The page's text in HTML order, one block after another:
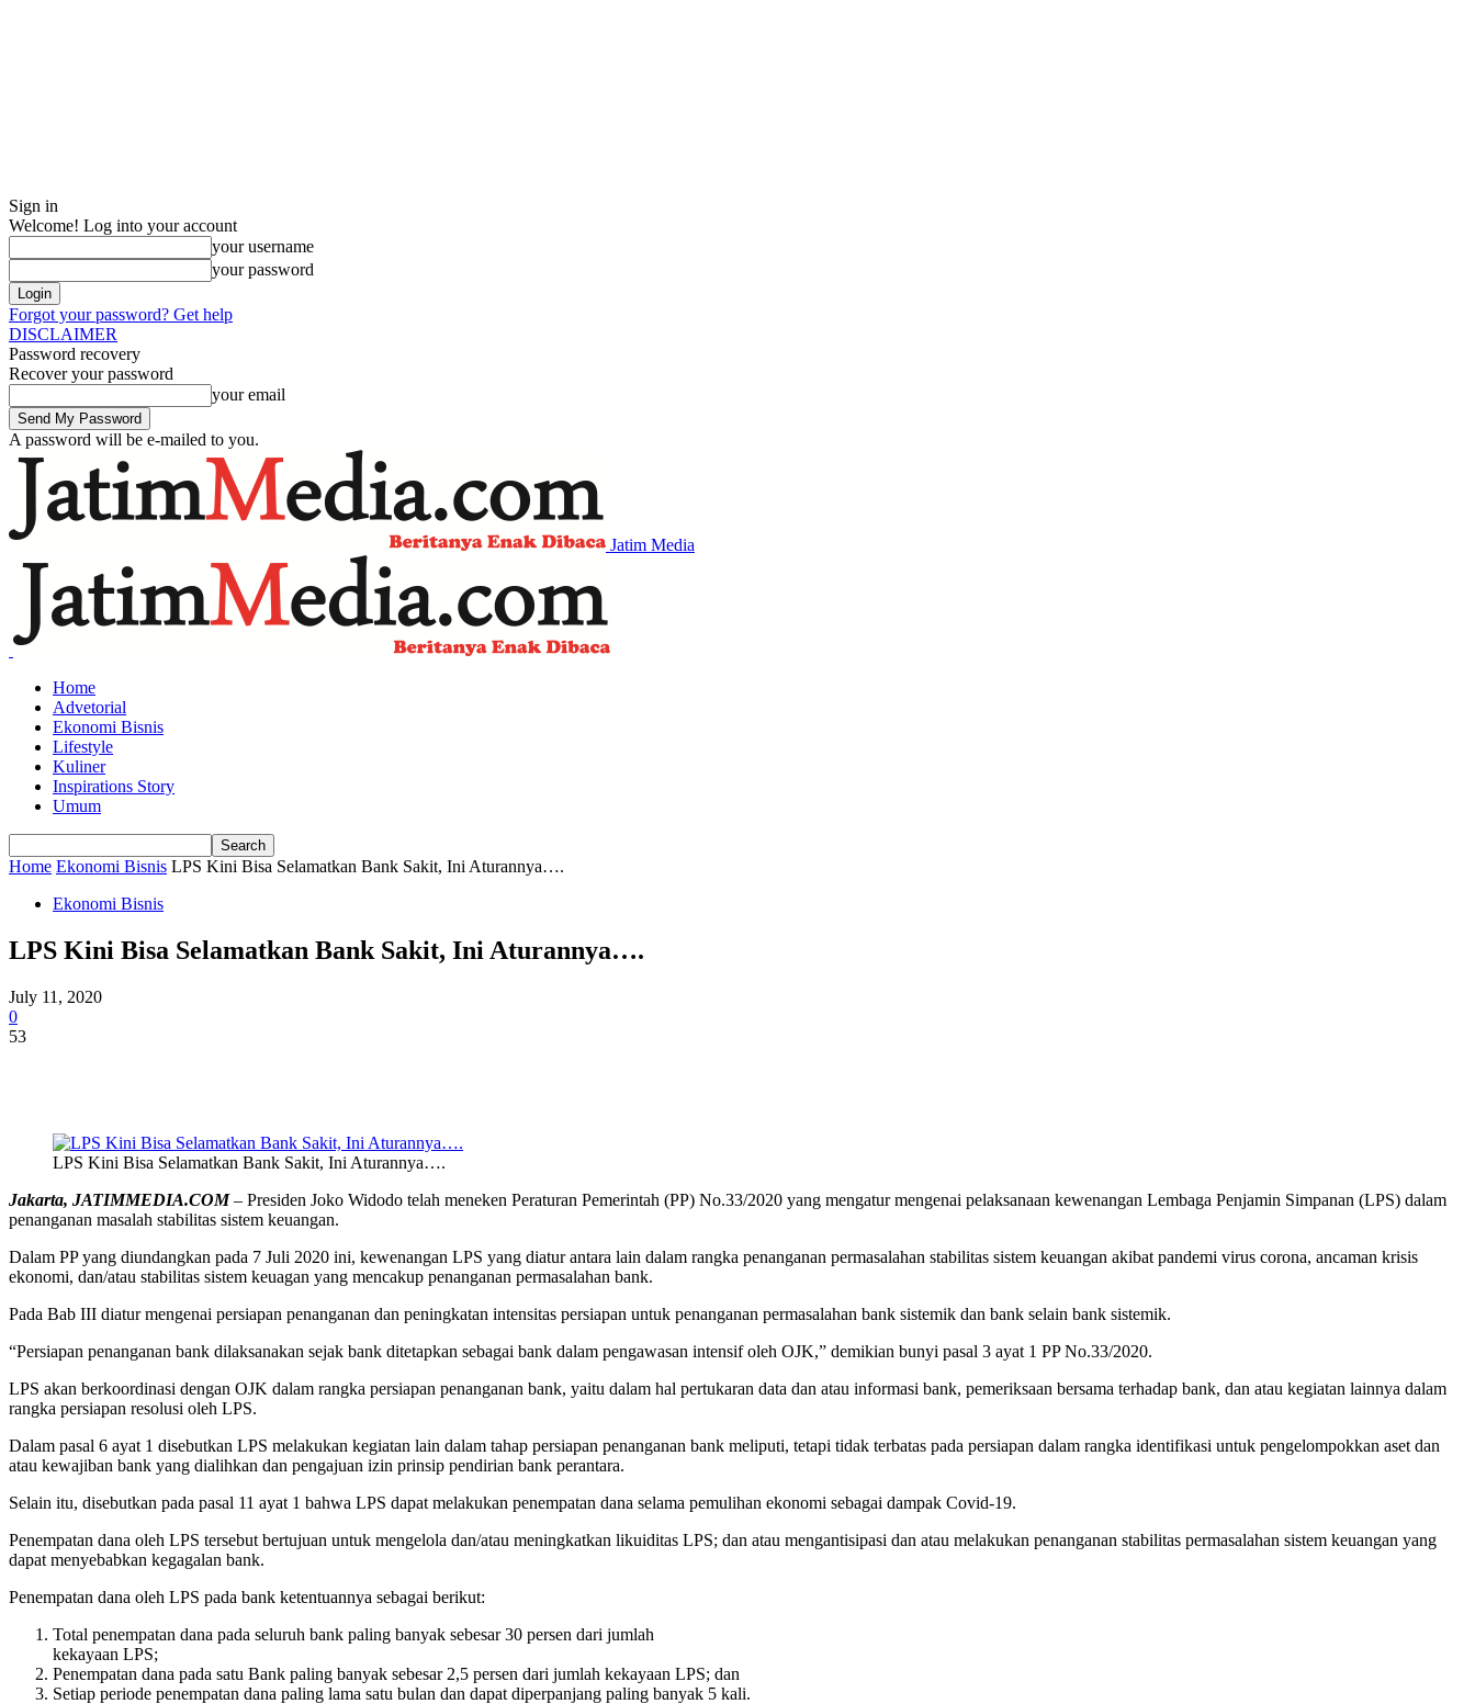
Sign in
Welcome! Log into your account
your username
your password
Forgot your password? Get help
DISCLAIMER
Password recovery
Recover your password
your email
A password will be e-mailed to you.
Jatim Media
Home
Advetorial
Ekonomi Bisnis
Lifestyle
Kuliner
Inspirations Story
Umum
Home Ekonomi Bisnis LPS Kini Bisa Selamatkan Bank Sakit, Ini Aturannya….
Ekonomi Bisnis
LPS Kini Bisa Selamatkan Bank Sakit, Ini Aturannya….
July 11, 2020
0
53
LPS Kini Bisa Selamatkan Bank Sakit, Ini Aturannya….
Jakarta, JATIMMEDIA.COM– Presiden Joko Widodo telah meneken Peraturan Pemerintah (PP) No.33/2020 yang mengatur mengenai pelaksanaan kewenangan Lembaga Penjamin Simpanan (LPS) dalam
penanganan masalah stabilitas sistem keuangan.
Dalam PP yang diundangkan pada 7 Juli 2020 ini, kewenangan LPS yang diatur antara lain dalam rangka penanganan permasalahan stabilitas sistem keuangan akibat pandemi virus corona, ancaman krisis
ekonomi, dan/atau stabilitas sistem keuagan yang mencakup penanganan permasalahan bank.
Pada Bab III diatur mengenai persiapan penanganan dan peningkatan intensitas persiapan untuk penanganan permasalahan bank sistemik dan bank selain bank sistemik.
“Persiapan penanganan bank dilaksanakan sejak bank ditetapkan sebagai bank dalam pengawasan intensif oleh OJK,” demikian bunyi pasal 3 ayat 1 PP No.33/2020.
LPS akan berkoordinasi dengan OJK dalam rangka persiapan penanganan bank, yaitu dalam hal pertukaran data dan atau informasi bank, pemeriksaan bersama terhadap bank, dan atau kegiatan lainnya dalam
rangka persiapan resolusi oleh LPS.
Dalam pasal 6 ayat 1 disebutkan LPS melakukan kegiatan lain dalam tahap persiapan penanganan bank meliputi, tetapi tidak terbatas pada persiapan dalam rangka identifikasi untuk pengelompokkan aset dan
atau kewajiban bank yang dialihkan dan pengajuan izin prinsip pendirian bank perantara.
Selain itu, disebutkan pada pasal 11 ayat 1 bahwa LPS dapat melakukan penempatan dana selama pemulihan ekonomi sebagai dampak Covid-19.
Penempatan dana oleh LPS tersebut bertujuan untuk mengelola dan/atau meningkatkan likuiditas LPS; dan atau mengantisipasi dan atau melakukan penanganan stabilitas permasalahan sistem keuangan yang
dapat menyebabkan kegagalan bank.
Penempatan dana oleh LPS pada bank ketentuannya sebagai berikut:
Total penempatan dana pada seluruh bank paling banyak sebesar 30 persen dari jumlah
kekayaan LPS;
Penempatan dana pada satu Bank paling banyak sebesar 2,5 persen dari jumlah kekayaan LPS; dan
Setiap periode penempatan dana paling lama satu bulan dan dapat diperpanjang paling banyak 5 kali.